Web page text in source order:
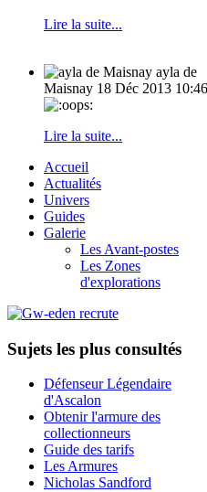
Lire la suite...
ayla de
Maisnay 18 Déc 2013 10:46
Lire la suite...
Accueil
Actualités
Univers
Guides
Galerie
Les Avant-postes
Les Zones
d'explorations
Sujets les plus consultés
Défenseur Légendaire
d'Ascalon
Obtenir l'armure des
collectionneurs
Guide des tarifs
Les Armures
Nicholas Sandford